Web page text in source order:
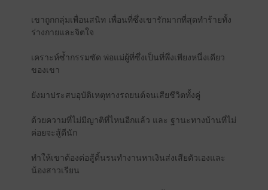
เขาถูกกลุ่มเพื่อนสนิท เพื่อนที่ซึ่งเขารักมากที่สุดทำร้ายทั้ง
ร่างกายและจิตใจ
เคราะห์ซ้ำกรรมซัด พ่อแม่ผู้ที่ซึ่งเป็นที่พึ่งเพียงหนึ่งเดียว
ของเขา
ยังมาประสบอุบัติเหตุทางรถยนต์จนเสียชีวิตทั้งคู่
ด้วยความที่ไม่มีญาติที่ไหนอีกแล้ว และ ฐานะทางบ้านที่ไม่
ค่อยจะสู้ดีนัก
ทำให้เขาต้องต่อสู้ดิ้นรนทำงานหาเงินส่งเสียตัวเองและ
น้องสาวเรียน